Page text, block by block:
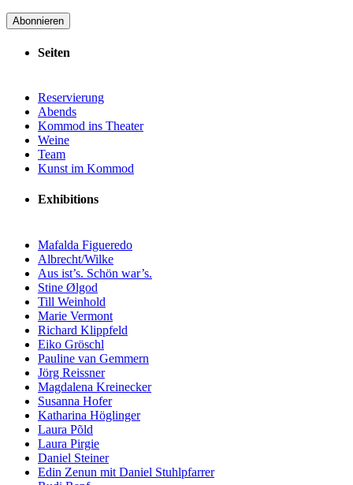
Abonnieren
Seiten
Reservierung
Abends
Kommod ins Theater
Weine
Team
Kunst im Kommod
Exhibitions
Mafalda Figueredo
Albrecht/Wilke
Aus ist’s. Schön war’s.
Stine Ølgod
Till Weinhold
Marie Vermont
Richard Klippfeld
Eiko Gröschl
Pauline van Gemmern
Jörg Reissner
Magdalena Kreinecker
Susanna Hofer
Katharina Höglinger
Laura Põld
Laura Pirgie
Daniel Steiner
Edin Zenun mit Daniel Stuhlpfarrer